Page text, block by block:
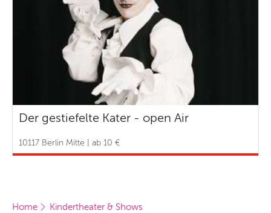
Der gestiefelte Kater - open Air
10117 Berlin Mitte | ab 10 €
Home
Kindertheater & Shows